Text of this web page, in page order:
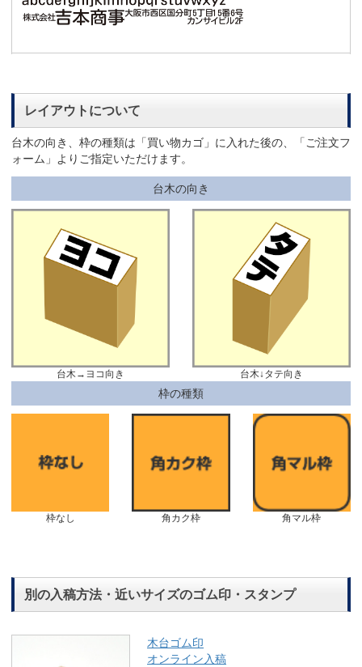
レイアウトについて
台木の向き、枠の種類は「買い物カゴ」に入れた後の、「ご注文フ
ォーム」よりご指定いただけます。
台木の向き
台木→ヨコ向き 台木↓タテ向き
枠の種類
枠なし 角カク枠 角マル枠
別の入稿方法・近いサイズのゴム印・スタンプ
木台ゴム印
オンライン入稿